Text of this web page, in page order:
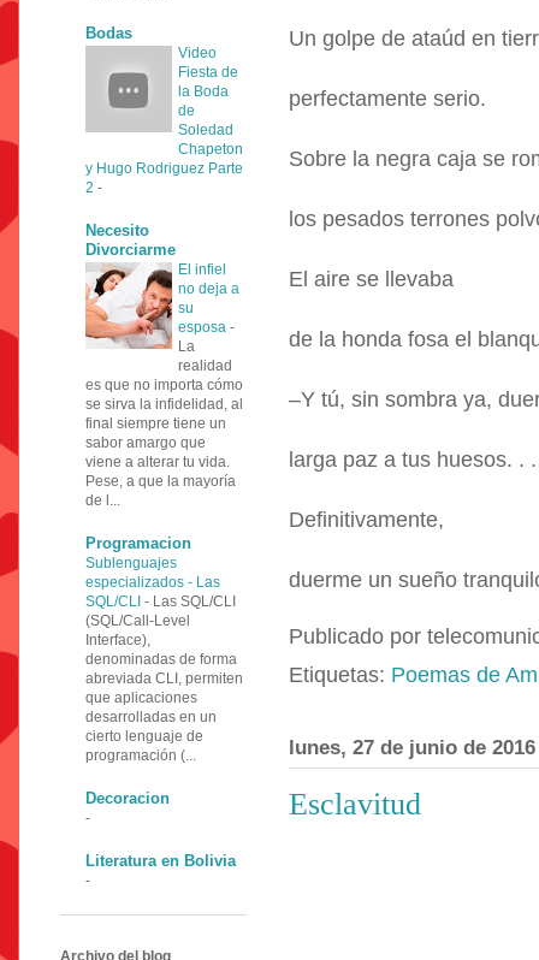
Un golpe de ataúd en
perfectamente serio.
Sobre la negra caja se
los pesados terrones
El aire se llevaba
de la honda fosa el
–Y tú, sin sombra ya,
larga paz a tus huesos. . .
Definitivamente,
duerme un sueño
Publicado por
Etiquetas: Poemas de
lunes, 27 de junio de 2016
Esclavitud
Bodas
Video
Fiesta de
la Boda
de
Soledad
Chapeton
y Hugo Rodriguez Parte
2 -
Necesito
Divorciarme
El infiel
no deja a
su
esposa -
La
realidad
es que no importa cómo
se sirva la infidelidad, al
final siempre tiene un
sabor amargo que
viene a alterar tu vida.
Pese, a que la mayoría
de l...
Programacion
Sublenguajes
especializados - Las
SQL/CLI - Las SQL/CLI
(SQL/Call-Level
Interface),
denominadas de forma
abreviada CLI, permiten
que aplicaciones
desarrolladas en un
cierto lenguaje de
programación (...
Decoracion
-
Literatura en Bolivia
-
Archivo del blog